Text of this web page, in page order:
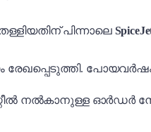
പിന്നാലെ
രേഖപ്പെടുത്തി.
നൽകാനുള്ള ഓർഡർ